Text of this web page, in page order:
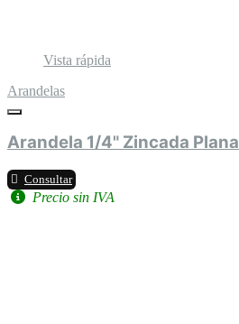
Vista rápida
Arandelas
Arandela 1/4" Zincada Plana
Consultar
Precio sin IVA